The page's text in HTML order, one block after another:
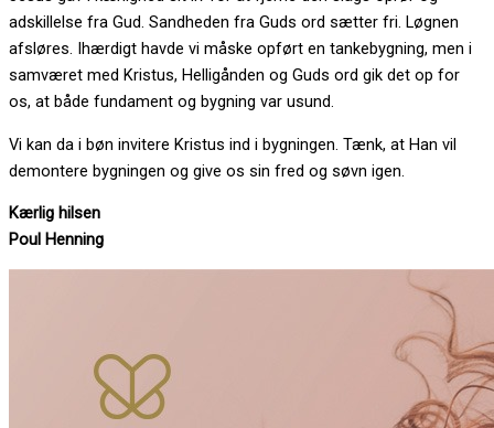
adskillelse fra Gud. Sandheden fra Guds ord sætter fri. Løgnen
afsløres. Ihærdigt havde vi måske opført en tankebygning, men i
samværet med Kristus, Helligånden og Guds ord gik det op for
os, at både fundament og bygning var usund.
Vi kan da i bøn invitere Kristus ind i bygningen. Tænk, at Han vil
demontere bygningen og give os sin fred og søvn igen.
Kærlig hilsen
Poul Henning